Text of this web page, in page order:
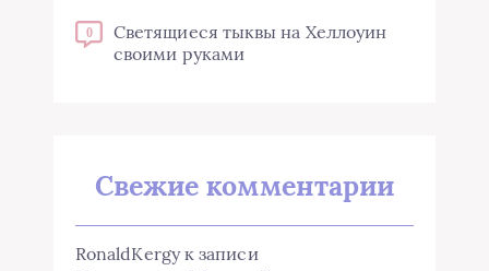
0
Светящиеся тыквы на Хеллоуин
своими руками
Свежие комментарии
RonaldKergyк записи